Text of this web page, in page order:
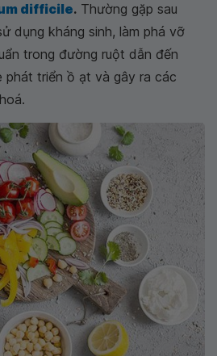
difficile. Thường gặp sau
dụng kháng sinh, làm phá vỡ
trong đường ruột dẫn đến
phát triển ồ ạt và gây ra các